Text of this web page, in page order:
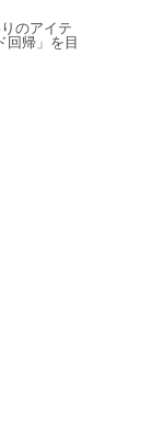
のアイテ
回帰」を目